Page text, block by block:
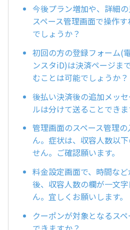
今後プラン増加や、詳細の
スペース管理画面で操作
でしょうか？
初回の方の登録フォーム(
ンスタiD)は決済ページま
むことは可能でしょうか？
後払い決済後の追加メッ
ルは分けて送ることできま
管理画面のスペース管理
ん。症状は、収容人数以
せん。ご確認願います。
料金設定画面で、時間など
後、収容人数の欄が一文
ん。宜しくお願いします。
クーポンが対象となるス